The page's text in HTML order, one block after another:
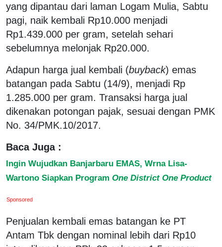
yang dipantau dari laman Logam Mulia, Sabtu
pagi, naik kembali Rp10.000 menjadi
Rp1.439.000 per gram, setelah sehari
sebelumnya melonjak Rp20.000.
Adapun harga jual kembali (buyback) emas
batangan pada Sabtu (14/9), menjadi Rp
1.285.000 per gram. Transaksi harga jual
dikenakan potongan pajak, sesuai dengan PMK
No. 34/PMK.10/2017.
Baca Juga :
Ingin Wujudkan Banjarbaru EMAS, Wrna Lisa-
Wartono Siapkan Program One District One Product
Sponsored
Penjualan kembali emas batangan ke PT
Antam Tbk dengan nominal lebih dari Rp10